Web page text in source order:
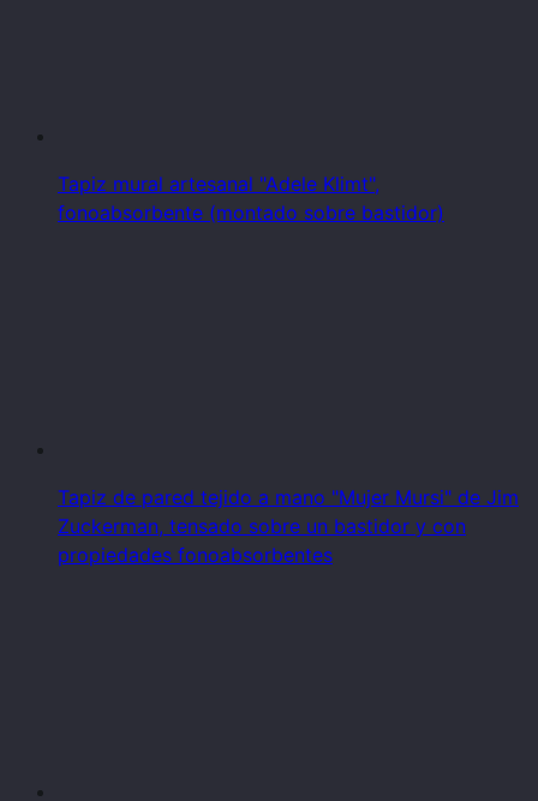
Tapiz mural artesanal "Adele Klimt",
fonoabsorbente (montado sobre bastidor)
Tapiz de pared tejido a mano "Mujer Mursi" de Jim
Zuckerman, tensado sobre un bastidor y con
propiedades fonoabsorbentes